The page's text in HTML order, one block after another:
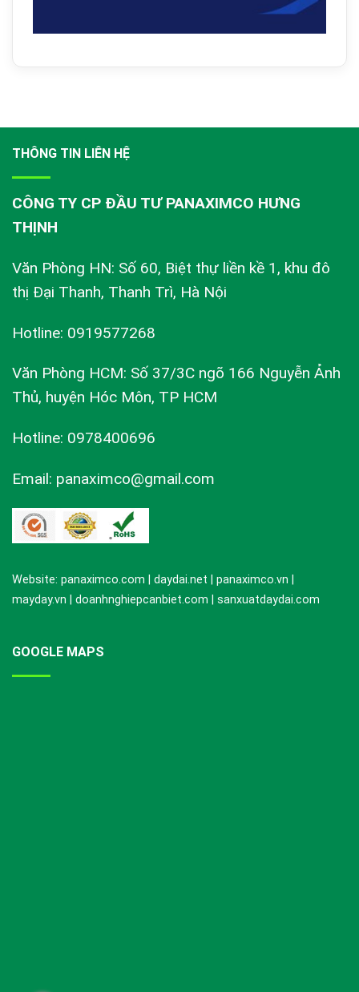
THÔNG TIN LIÊN HỆ
CÔNG TY CP ĐẦU TƯ PANAXIMCO HƯNG
THỊNH
Văn Phòng HN: Số 60, Biệt thự liền kề 1, khu đô
thị Đại Thanh, Thanh Trì, Hà Nội
Hotline: 0919577268
Văn Phòng HCM: Số 37/3C ngõ 166 Nguyễn Ảnh
Thủ, huyện Hóc Môn, TP HCM
Hotline: 0978400696
Email: panaximco@gmail.com
Website: panaximco.com | daydai.net | panaximco.vn |
mayday.vn | doanhnghiepcanbiet.com | sanxuatdaydai.com
GOOGLE MAPS